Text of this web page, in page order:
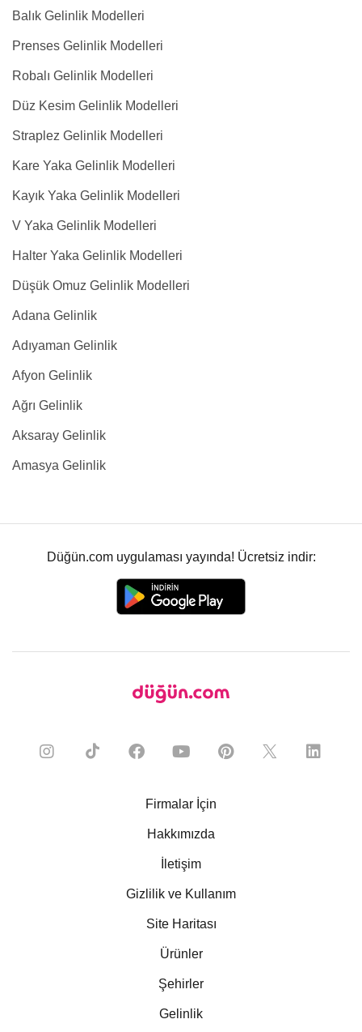
Balık Gelinlik Modelleri
Prenses Gelinlik Modelleri
Robalı Gelinlik Modelleri
Düz Kesim Gelinlik Modelleri
Straplez Gelinlik Modelleri
Kare Yaka Gelinlik Modelleri
Kayık Yaka Gelinlik Modelleri
V Yaka Gelinlik Modelleri
Halter Yaka Gelinlik Modelleri
Düşük Omuz Gelinlik Modelleri
Adana Gelinlik
Adıyaman Gelinlik
Afyon Gelinlik
Ağrı Gelinlik
Aksaray Gelinlik
Amasya Gelinlik
Düğün.com uygulaması yayında! Ücretsiz indir:
Firmalar İçin
Hakkımızda
İletişim
Gizlilik ve Kullanım
Site Haritası
Ürünler
Şehirler
Gelinlik